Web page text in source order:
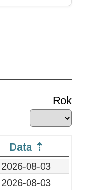
Rok
Data
2026-08-03
2026-08-03